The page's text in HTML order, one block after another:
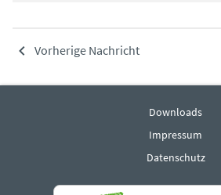
Vorherige Nachricht
Downloads
Impressum
Datenschutz